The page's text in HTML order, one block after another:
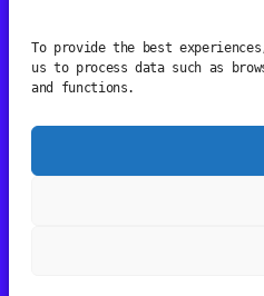
To provide the best
us to process data such as
and functions.